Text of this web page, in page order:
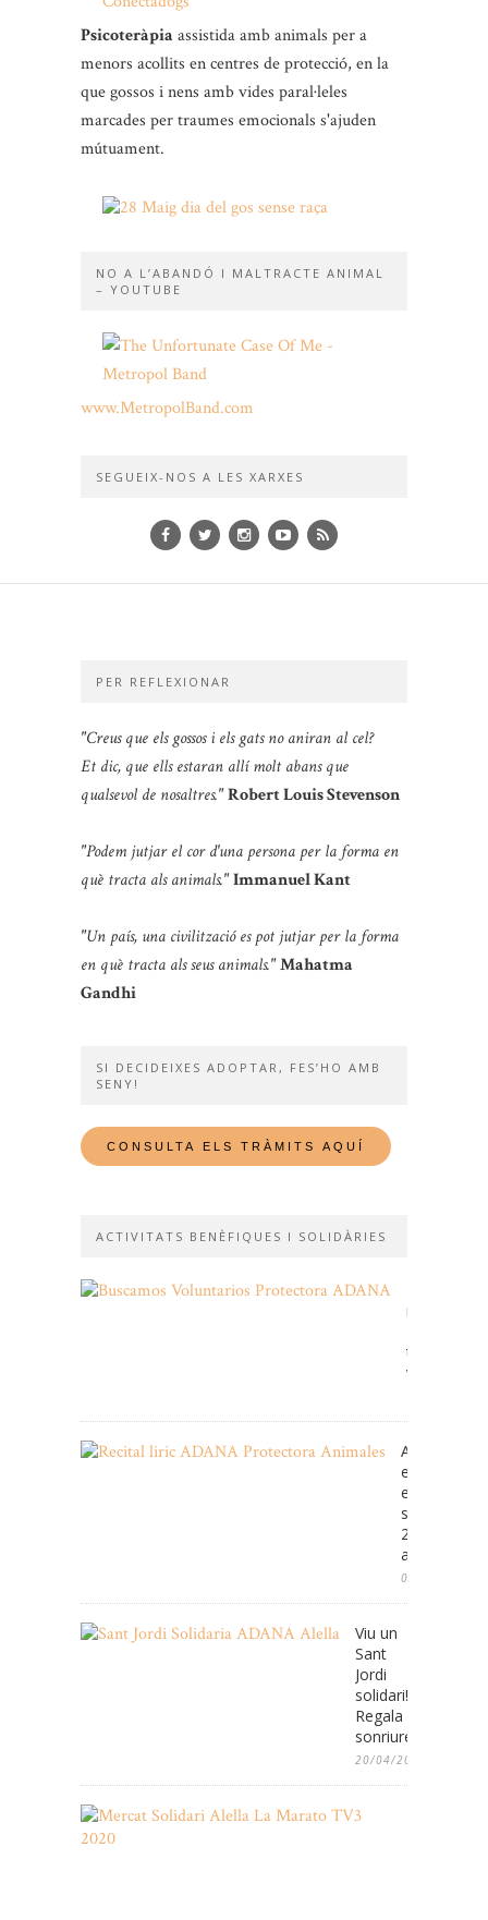
Psicoteràpia assistida amb animals per a
menors acollits en centres de protecció, en la
que gossos i nens amb vides paral·leles
marcades per traumes emocionals s'ajuden
mútuament.
NO A L’ABANDÓ I MALTRACTE ANIMAL
– YOUTUBE
www.MetropolBand.com
SEGUEIX-NOS A LES XARXES
PER REFLEXIONAR
"Creus que els gossos i els gats no aniran al cel?
Et dic, que ells estaran allí molt abans que
qualsevol de nosaltres."Robert Louis Stevenson
"Podem jutjar el cor d'una persona per la forma en
què tracta als animals."Immanuel Kant
"Un país, una civilització es pot jutjar per la forma
en què tracta als seus animals."Mahatma
Gandhi
SI DECIDEIXES ADOPTAR, FES’HO AMB
SENY!
ACTIVITATS BENÈFIQUES I SOLIDÀRIES
te
voluntari!
ADANA
enguany
el
seu
25e
aniversari
08/05/2025
Viu un
Sant
Jordi
solidari!
Regala
sonriures!
20/04/2022